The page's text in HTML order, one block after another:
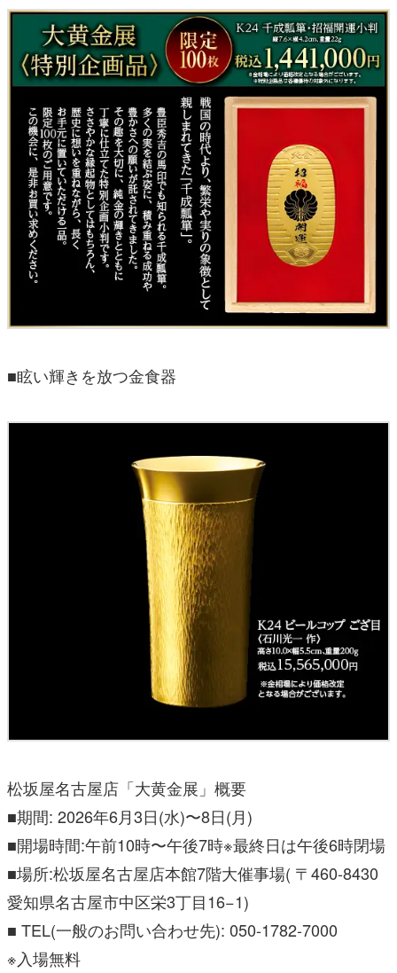
■眩い輝きを放つ金食器
松坂屋名古屋店「大⻩金展」概要
■期間: 2026年6月3日(水)〜8日(月)
■開場時間:午前10時〜午後7時※最終日は午後6時閉場
■場所:松坂屋名古屋店本館7階大催事場( 〒460-8430
愛知県名古屋市中区栄3丁目16−1)
■ TEL(一般のお問い合わせ先): 050-1782-7000
※入場無料